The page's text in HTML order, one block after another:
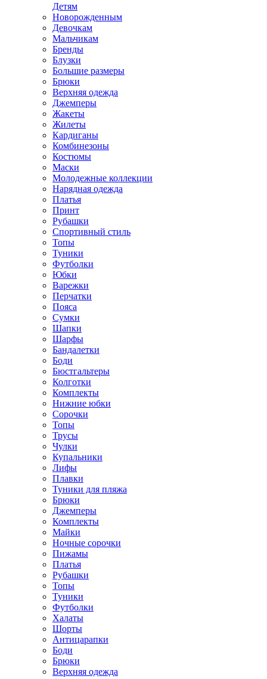
Детям
Новорожденным
Девочкам
Мальчикам
Бренды
Блузки
Большие размеры
Брюки
Верхняя одежда
Джемперы
Жакеты
Жилеты
Кардиганы
Комбинезоны
Костюмы
Маски
Молодежные коллекции
Нарядная одежда
Платья
Принт
Рубашки
Спортивный стиль
Топы
Туники
Футболки
Юбки
Варежки
Перчатки
Пояса
Сумки
Шапки
Шарфы
Бандалетки
Боди
Бюстгальтеры
Колготки
Комплекты
Нижние юбки
Сорочки
Топы
Трусы
Чулки
Купальники
Лифы
Плавки
Туники для пляжа
Брюки
Джемперы
Комплекты
Майки
Ночные сорочки
Пижамы
Платья
Рубашки
Топы
Туники
Футболки
Халаты
Шорты
Антицарапки
Боди
Брюки
Верхняя одежда